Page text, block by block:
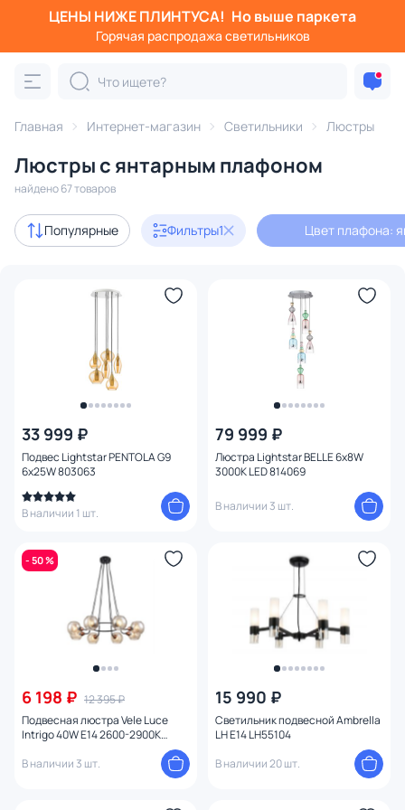
ЦЕНЫ НИЖЕ ПЛИНТУСА! Но выше паркета
Горячая распродажа светильников
Главная Интернет-магазин Светильники Люстры
Люстры с янтарным плафоном
найдено 67 товаров
Популярные Фильтры1 Цвет плафона:
33 999 ₽
Подвес Lightstar PENTOLA G9
6х25W 803063
В наличии 1 шт.
79 999 ₽
Люстра Lightstar BELLE 6х8W
3000K LED 814069
В наличии 3 шт.
- 50 %
6 198 ₽ 12 395 ₽
Подвесная люстра Vele Luce
Intrigo 40W E14 2600-2900К
В наличии 3 шт.
15 990 ₽
Светильник подвесной Ambrella
LH E14 LH55104
В наличии 20 шт.
Фильтры
Категория:
подвесные потолочные светодиодные
Акции 8
5
55
От До
Бренд
Цвет
Материал плафона
Материал